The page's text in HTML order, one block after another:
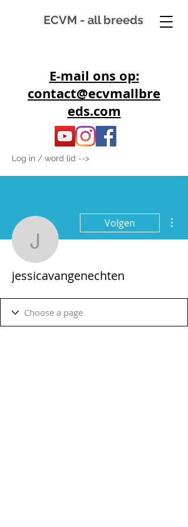
ECVM - all breeds
E-mail ons op:
contact@ecvmallbre
eds.com
Log in / word lid -->
Volgen
jessicavangenechten